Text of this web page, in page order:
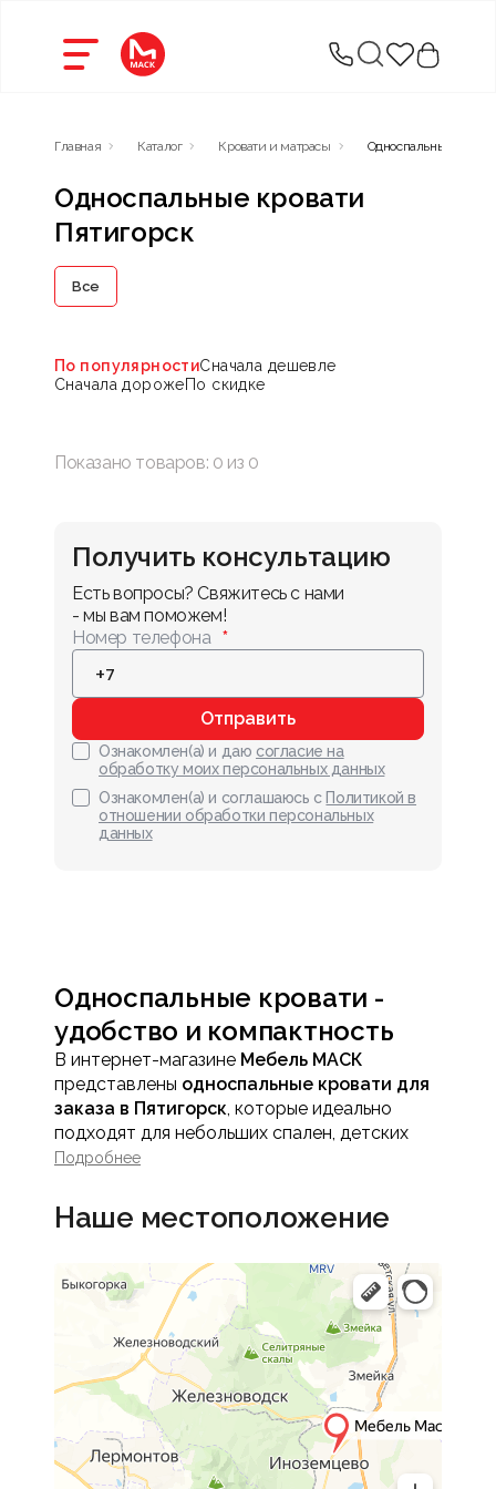
Главная Каталог Кровати и матрасы Односпальные
Односпальные кровати
Пятигорск
Все
По популярностиСначала дешевле
Сначала дорожеПо скидке
Показано товаров: 0 из 0
Получить консультацию
Есть вопросы? Свяжитесь с нами
- мы вам поможем!
Номер телефона
Отправить
Ознакомлен(а) и даю согласие на
обработку моих персональных данных
Ознакомлен(а) и соглашаюсь с Политикой в
отношении обработки персональных
данных
Односпальные кровати -
удобство и компактность
В интернет-магазине Мебель МАСК
представлены односпальные кровати для
заказа в Пятигорск, которые идеально
подходят для небольших спален, детских
комнат, подростковых комнат или студий.
комфортный сон и создают функциональное
пространство, сохраняя уют и стиль
Односпальная кровать - это практичное
решение для тех, кто ценит эргономику и
удобство без ущерба для эстетики.
Преимущества
односпальных кроватей
Компактность и
рациональное
Подробнее
Наше местоположение